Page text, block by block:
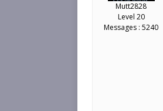
Mutt2828
Level 20
Messages : 5240